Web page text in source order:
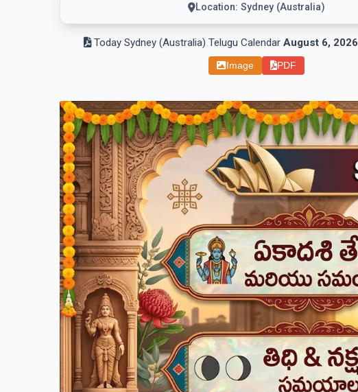
Location: Sydney (Australia)
Today Sydney (Australia) Telugu Calendar August 6, 2026
Image PDF